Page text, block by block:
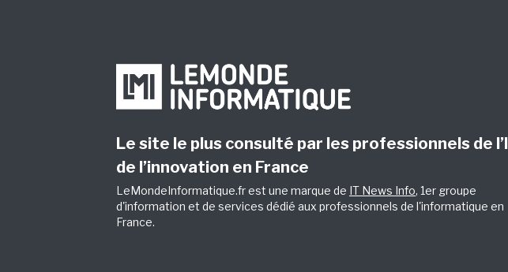
Le site le plus consulté par les professionnels de
de l’innovation en France
LeMondeInformatique.fr est une marque de IT News Info, 1er groupe
d'information et de services dédié aux professionnels de l'informatique en
France.